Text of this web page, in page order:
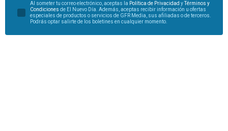
Al someter tu correo electrónico, aceptas la Política de Privacidad y
Términos y
Condiciones de El Nuevo Día. Además, aceptas recibir información u ofertas
especiales de productos o servicios de GFR Media, sus afiliadas o de terceros.
Podrás optar salirte de los boletines en cualquier momento.